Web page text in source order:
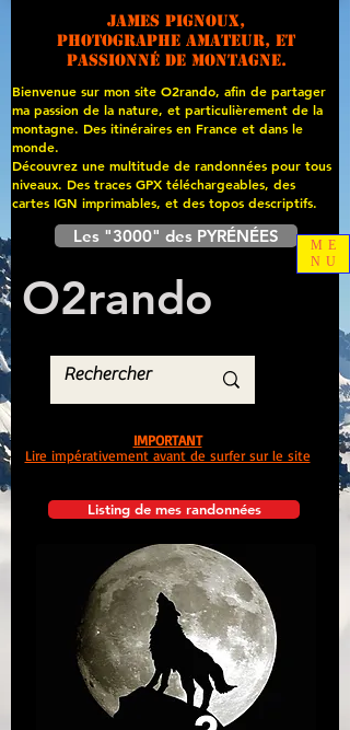
James PIGNOUX,
photographe amateur, et
passionné de montagne.
Bienvenue sur mon site O2rando, afin de partager
ma passion de la nature, et particulièrement de la
montagne. Des itinéraires en France et dans le
monde.
Découvrez une multitude de randonnées pour tous
niveaux. Des traces GPX téléchargeables, des
cartes IGN imprimables, et des topos descriptifs.
Les "3000" des PYRÉNÉES
O2rando
Listing de mes randonnées
IMPORTANT
Lire impérativement avant de surfer sur le site
ME
NU